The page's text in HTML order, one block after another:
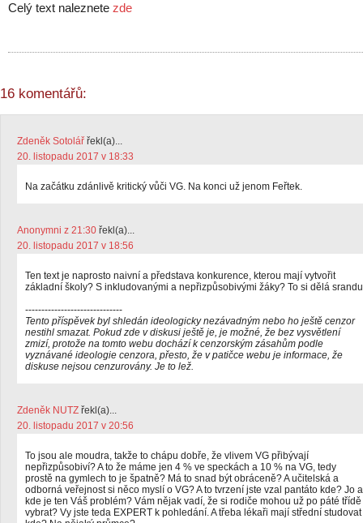
Celý text naleznete zde
16 komentářů:
Zdeněk Sotolář řekl(a)...
20. listopadu 2017 v 18:33
Na začátku zdánlivě kritický vůči VG. Na konci už jenom Feřtek.
Anonymni z 21:30 řekl(a)...
20. listopadu 2017 v 18:56
Ten text je naprosto naivní a představa konkurence, kterou mají vytvořit
základní školy? S inkludovanými a nepřizpůsobivými žáky? To si dělá
------------------------------
Tento příspěvek byl shledán ideologicky nezávadným nebo ho ještě cenzor
nestihl smazat. Pokud zde v diskusi ještě je, je možné, že bez vysvětlení
zmizí, protože na tomto webu dochází k cenzorským zásahům podle
vyznávané ideologie cenzora, přesto, že v patičce webu je informace, že
diskuse nejsou cenzurovány. Je to lež.
Zdeněk NUTZ řekl(a)...
20. listopadu 2017 v 20:56
To jsou ale moudra, takže to chápu dobře, že vlivem VG přibývají
nepřizpůsobiví? A to že máme jen 4 % ve speckách a 10 % na VG, tedy
prostě na gymlech to je špatně? Má to snad být obráceně? A učitelská a
odborná veřejnost si něco myslí o VG? A to tvrzení jste vzal pantáto kde? Jo a
kde je ten Váš problém? Vám nějak vadí, že si rodiče mohou už po páté třídě
vybrat? Vy jste teda EXPERT k pohledání. A třeba lékaři mají střední studovat